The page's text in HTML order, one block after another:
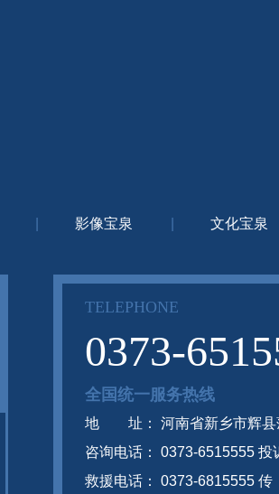
影像宝泉 文化宝泉
TELEPHONE
0373-
全国统一服务热线
地 址： 河南省新乡市辉县
咨询电话： 0373-6515555
救援电话： 0373-6815555